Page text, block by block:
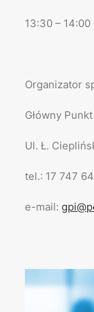
13:30 –
Organizator
Główny
Ul. Ł.
tel.: 17 747
e-mail: